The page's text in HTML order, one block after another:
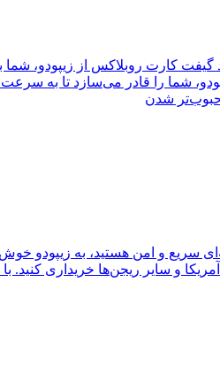
گیفت کارت روبلاکس از زیپودو،
شما را قادر می‌سازد تا به
و سایر ریجن‌ها خریداری